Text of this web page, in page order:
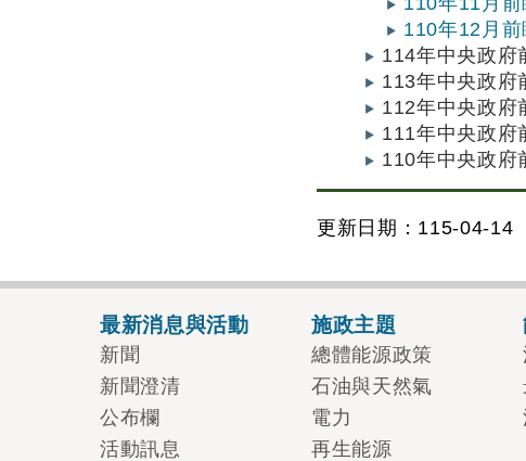
110年12月
114年中央政府
113年中央政府
112年中央政府
111年中央政府
110年中央政府
更新日期：115-04-14
最新消息與活動
新聞
新聞澄清
公布欄
活動訊息
施政主題
總體能源政策
石油與天然氣
電力
再生能源